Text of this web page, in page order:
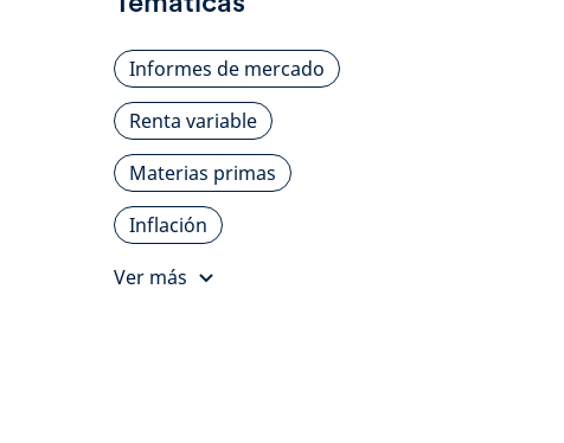
Informes de mercado
Renta variable
Materias primas
Inflación
Ver más